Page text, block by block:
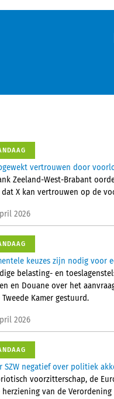
vertrouwen door
Zeeland-West-Brabant
X kan vertrouwen op de
2026
keuzes zijn nodig voor
belasting- en
en Douane over het
Tweede Kamer gestuurd.
2026
SZW negatief over politiek
voorzitterschap, de
herziening van de